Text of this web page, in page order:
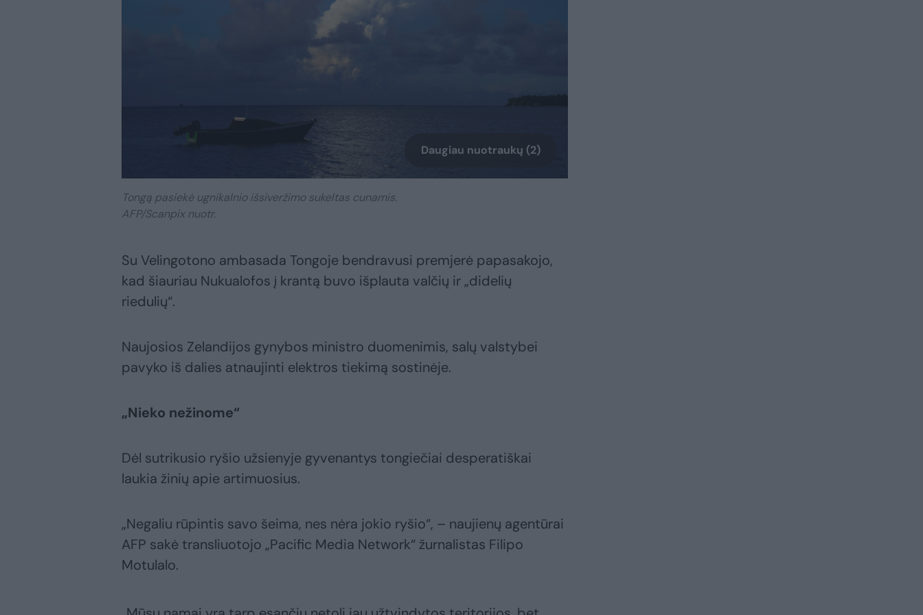
Daugiau nuotraukų (2)
Tongą pasiekė ugnikalnio išsiveržimo sukeltas cunamis.
AFP/Scanpix nuotr.
Su Velingotono ambasada Tongoje bendravusi premjerė papasakojo,
kad šiauriau Nukualofos į krantą buvo išplauta valčių ir „didelių
riedulių“.
Naujosios Zelandijos gynybos ministro duomenimis, salų valstybei
pavyko iš dalies atnaujinti elektros tiekimą sostinėje.
„Nieko nežinome“
Dėl sutrikusio ryšio užsienyje gyvenantys tongiečiai desperatiškai
laukia žinių apie artimuosius.
„Negaliu rūpintis savo šeima, nes nėra jokio ryšio“, – naujienų agentūrai
AFP sakė transliuotojo „Pacific Media Network“ žurnalistas Filipo
Motulalo.